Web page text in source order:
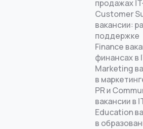
продажах
Customer
вакансии:
поддержке
Finance
финансах в
Marketing
в
PR и
вакансии в
Education
в